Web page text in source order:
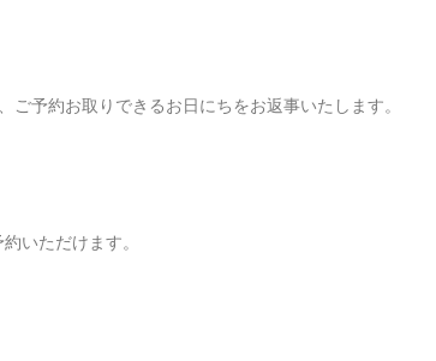
予約お取りできるお日にちをお返事いたします。
いただけます。